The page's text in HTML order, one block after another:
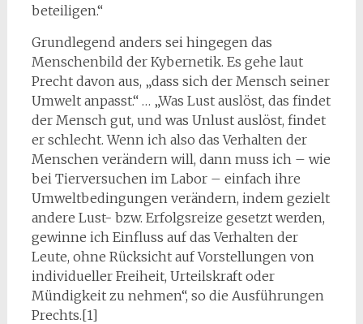
beteiligen.“
Grundlegend anders sei hingegen das
Menschenbild der Kybernetik. Es gehe laut
Precht davon aus, „dass sich der Mensch seiner
Umwelt anpasst.“ … „Was Lust auslöst, das findet
der Mensch gut, und was Unlust auslöst, findet
er schlecht. Wenn ich also das Verhalten der
Menschen verändern will, dann muss ich – wie
bei Tierversuchen im Labor – einfach ihre
Umweltbedingungen verändern, indem gezielt
andere Lust- bzw. Erfolgsreize gesetzt werden,
gewinne ich Einfluss auf das Verhalten der
Leute, ohne Rücksicht auf Vorstellungen von
individueller Freiheit, Urteilskraft oder
Mündigkeit zu nehmen“, so die Ausführungen
Prechts.[1]